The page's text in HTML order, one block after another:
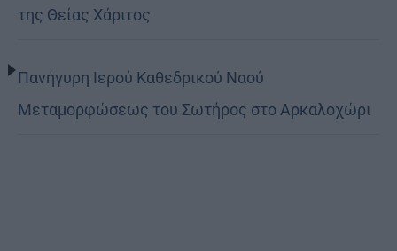
της Θείας Χάριτος
Πανήγυρη Ιερού Καθεδρικού Ναού
Μεταμορφώσεως του Σωτήρος στο Αρκαλοχώρι